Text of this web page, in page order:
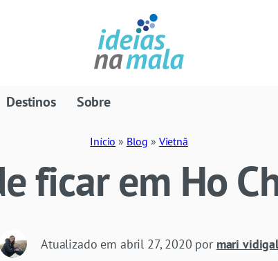
Destinos Sobre
Início » Blog » Vietnã
ficar em Ho
Atualizado em abril 27, 2020 por mari vidigal